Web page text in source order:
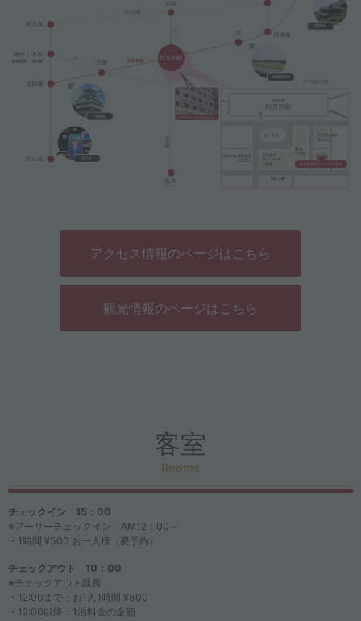
アクセス情報のページはこちら
観光情報のページはこちら
客室
Rooms
チェックイン 15：00
※アーリーチェックイン AM12：00～
・1時間 ¥500 お一人様（要予約）
チェックアウト 10：00
※チェックアウト延長
・12:00まで：お1人1時間 ¥500
・12:00以降：1泊料金の全額